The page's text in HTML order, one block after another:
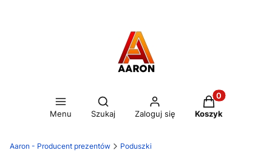
Menu
Otwórz wyszukiwarkę
Szukaj Zaloguj się
Produkty w
Koszyk
Aaron - Producent prezentów Poduszki